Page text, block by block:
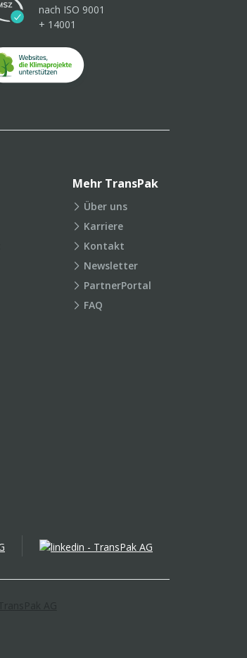
nach ISO 9001
+ 14001
Mehr TransPak
Über uns
Karriere
Kontakt
Newsletter
PartnerPortal
FAQ